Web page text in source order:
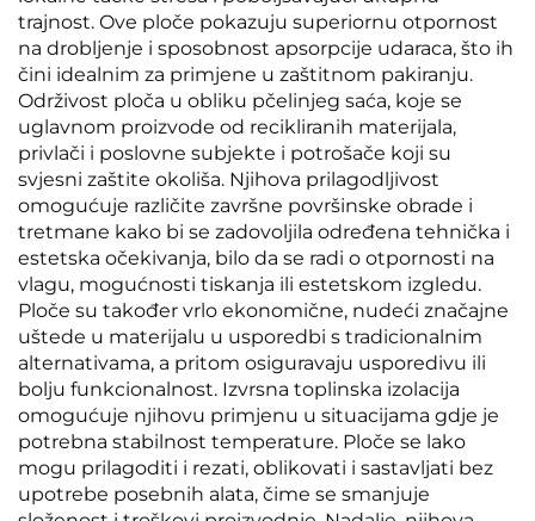
trajnost. Ove ploče pokazuju superiornu otpornost
na drobljenje i sposobnost apsorpcije udaraca, što ih
čini idealnim za primjene u zaštitnom pakiranju.
Održivost ploča u obliku pčelinjeg saća, koje se
uglavnom proizvode od recikliranih materijala,
privlači i poslovne subjekte i potrošače koji su
svjesni zaštite okoliša. Njihova prilagodljivost
omogućuje različite završne površinske obrade i
tretmane kako bi se zadovoljila određena tehnička i
estetska očekivanja, bilo da se radi o otpornosti na
vlagu, mogućnosti tiskanja ili estetskom izgledu.
Ploče su također vrlo ekonomične, nudeći značajne
uštede u materijalu u usporedbi s tradicionalnim
alternativama, a pritom osiguravaju usporedivu ili
bolju funkcionalnost. Izvrsna toplinska izolacija
omogućuje njihovu primjenu u situacijama gdje je
potrebna stabilnost temperature. Ploče se lako
mogu prilagoditi i rezati, oblikovati i sastavljati bez
upotrebe posebnih alata, čime se smanjuje